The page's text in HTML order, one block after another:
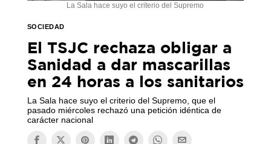
La Sala hace suyo el criterio del Supremo
SOCIEDAD
El TSJC rechaza obligar a
Sanidad a dar mascarillas
en 24 horas a los sanitarios
La Sala hace suyo el criterio del Supremo, que el
pasado miércoles rechazó una petición idéntica de
carácter nacional